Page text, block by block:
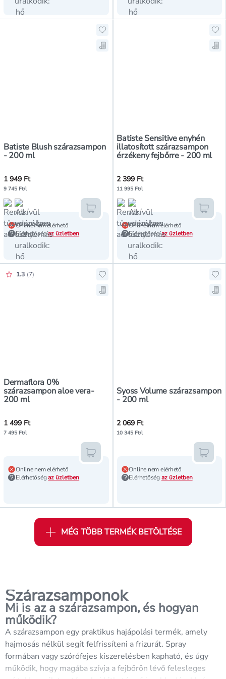
Batiste Blush szárazsampon
- 200 ml
Hozzáadás a kedvencekhez,
Mentés a bevásárló listára,
1 949 Ft
9 745 Ft/l
Online nem elérhető
Elérhetőségaz üzletben
Kosárba teszem
Batiste Sensitive enyhén
illatosított szárazsampon
érzékeny fejbőrre - 200 ml
2 399 Ft
11 995 Ft/l
Online nem elérhető
Elérhetőségaz üzletben
Dermaflora 0%
szárazsampon aloe vera-
200 ml
Értékelés pontszáma:
1.3 (7)
1 499 Ft
7 495 Ft/l
Online nem elérhető
Elérhetőségaz üzletben
Kosárba teszem
Syoss Volume szárazsampon
- 200 ml
2 069 Ft
10 345 Ft/l
Online nem elérhető
Elérhetőség az üzletben
MÉG TÖBB TERMÉK BETÖLTÉSE
Szárazsamponok
Mi is az a szárazsampon, és hogyan
működik?
A szárazsampon egy praktikus hajápolási termék, amely
hajmosás nélkül segít felfrissíteni a frizurát. Spray
formában vagy szórófejes kiszerelésben kapható, és úgy
működik, hogy magába szívja a fejbőrön lévő felesleges